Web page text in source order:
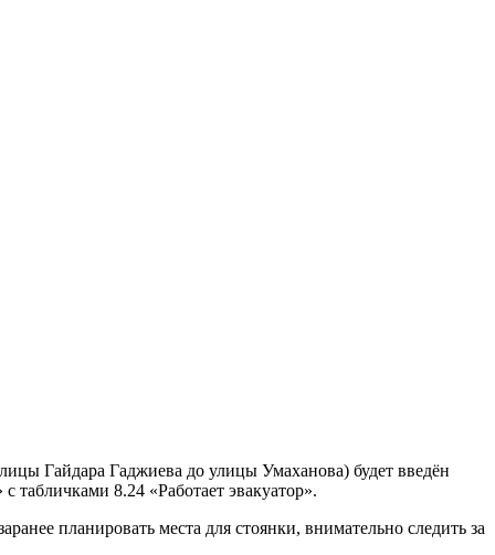
Гайдара Гаджиева до улицы Умаханова) будет введён
табличками 8.24 «Работает эвакуатор».
планировать места для стоянки, внимательно следить за